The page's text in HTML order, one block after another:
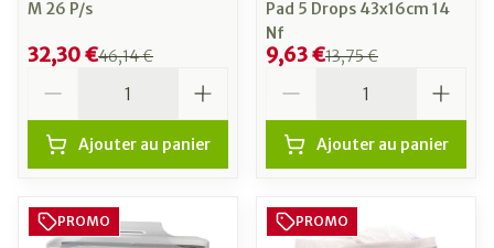
M 26 P/s
46,14 €
32,30 €
Ajouter au panier
Pad 5 Drops 43x16cm 14
Nf
13,75 €
9,63 €
Ajouter au panier
PROMO PROMO